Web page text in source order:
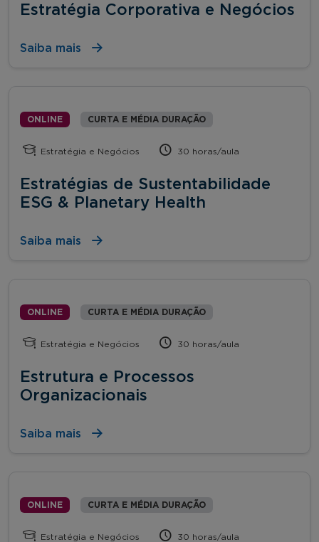
Estratégia Corporativa e Negócios
Saiba mais
ONLINE CURTA E MÉDIA DURAÇÃO
Estratégia e Negócios 30 horas/aula
Estratégias de Sustentabilidade
ESG & Planetary Health
Saiba mais
ONLINE CURTA E MÉDIA DURAÇÃO
Estratégia e Negócios 30 horas/aula
Estrutura e Processos
Organizacionais
Saiba mais
ONLINE CURTA E MÉDIA DURAÇÃO
Estratégia e Negócios 30 horas/aula